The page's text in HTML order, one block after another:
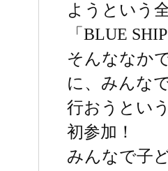
ようという
「BLUE
そんななか
に、みんな
行おうとい
初参加！
みんなで子